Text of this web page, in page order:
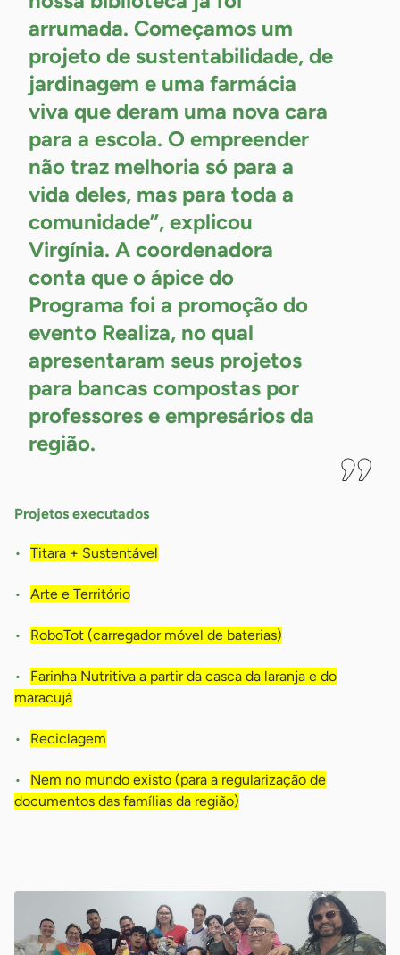
arrumada. Começamos um
projeto de sustentabilidade, de
jardinagem e uma farmácia
viva que deram uma nova cara
para a escola. O empreender
não traz melhoria só para a
vida deles, mas para toda a
comunidade”, explicou
Virgínia. A coordenadora
conta que o ápice do
Programa foi a promoção do
evento Realiza, no qual
apresentaram seus projetos
para bancas compostas por
professores e empresários da
região.
Projetos executados
Titara + Sustentável
Arte e Território
RoboTot (carregador móvel de baterias)
Farinha Nutritiva a partir da casca da laranja e do
maracujá
Reciclagem
Nem no mundo existo (para a regularização de
documentos das famílias da região)